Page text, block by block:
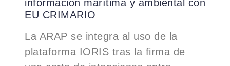
información marítima y ambiental con
EU CRIMARIO
La ARAP se integra al uso de la
plataforma IORIS tras la firma de